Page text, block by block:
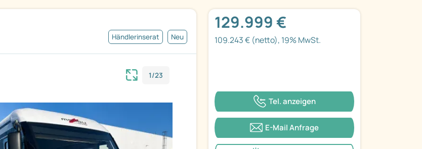
Händlerinserat Neu
1/23
129.999 €
109.243 € (netto), 19% MwSt.
Tel. anzeigen
E-Mail Anfrage